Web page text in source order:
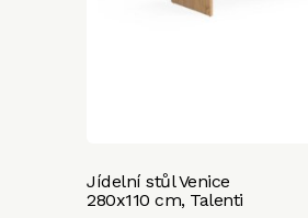
Jídelní stůl Venice
280x110 cm, Talenti